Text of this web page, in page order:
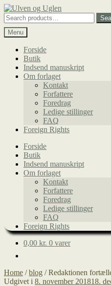
Spring
til
navigation
Spring
til
indhold
Search
for:
Menu
Forside
Butik
Indsend manuskript
Om forlaget
Kontakt
Forfattere
Foredrag
Ledige stillinger
FAQ
Foreign Rights
Forside
Butik
Indsend manuskript
Om forlaget
Kontakt
Forfattere
Foredrag
Ledige stillinger
FAQ
Foreign Rights
0,00 kr. 0 varer
Home /blog /Redaktionen
Udgivet i 8. november 201818.